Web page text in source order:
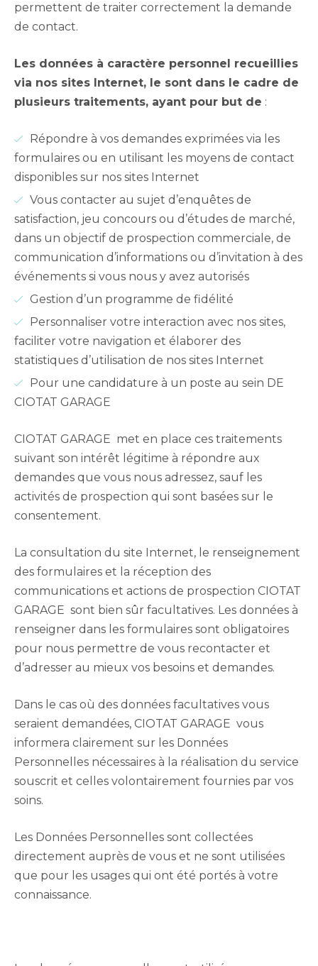
permettent de traiter correctement la demande
de contact.
Les données à caractère personnel recueillies
via nos sites Internet, le sont dans le cadre de
plusieurs traitements, ayant pour but de :
Répondre à vos demandes exprimées via les
formulaires ou en utilisant les moyens de contact
disponibles sur nos sites Internet
Vous contacter au sujet d’enquêtes de
satisfaction, jeu concours ou d’études de marché,
dans un objectif de prospection commerciale, de
communication d’informations ou d’invitation à des
événements si vous nous y avez autorisés
Gestion d’un programme de fidélité
Personnaliser votre interaction avec nos sites,
faciliter votre navigation et élaborer des
statistiques d’utilisation de nos sites Internet
Pour une candidature à un poste au sein DE
CIOTAT GARAGE
CIOTAT GARAGE met en place ces traitements
suivant son intérêt légitime à répondre aux
demandes que vous nous adressez, sauf les
activités de prospection qui sont basées sur le
consentement.
La consultation du site Internet, le renseignement
des formulaires et la réception des
communications et actions de prospection CIOTAT
GARAGE sont bien sûr facultatives. Les données à
renseigner dans les formulaires sont obligatoires
pour nous permettre de vous recontacter et
d’adresser au mieux vos besoins et demandes.
Dans le cas où des données facultatives vous
seraient demandées, CIOTAT GARAGE vous
informera clairement sur les Données
Personnelles nécessaires à la réalisation du service
souscrit et celles volontairement fournies par vos
soins.
Les Données Personnelles sont collectées
directement auprès de vous et ne sont utilisées
que pour les usages qui ont été portés à votre
connaissance.